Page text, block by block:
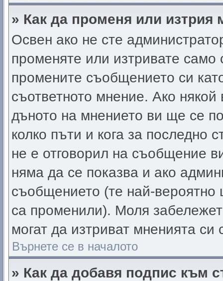
» Как да променя или изтрия
Освен ако не сте
променяте или изтривате
промените съобщението си
съответното мнение. Ако
дъното на мнението ви ще се
колко пъти и кога за последно
не е отговорил на съобщение
няма да се показва и ако
съобщението (те най-
са променили). Моля
могат да изтриват мненията
Върнете се в началото
» Как да добавя подпис към